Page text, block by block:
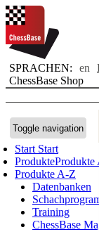
SPRACHEN: en
ChessBase Shop
Toggle navigation
Start Start
ProdukteProdukte
Produkte A-Z
Datenbanken
Training
ChessBase